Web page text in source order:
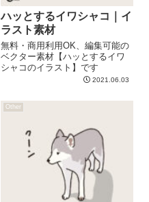
ハッとするイワシャコ｜イ
ラスト素材
無料・商用利用OK、編集可能の
ベクター素材【ハッとするイワ
シャコのイラスト】です
2021.06.03
Other